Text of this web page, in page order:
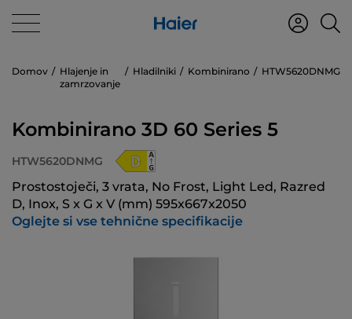
Domov
Hlajenje in
zamrzovanje
Hladilniki Kombinirano HTW5620DNMG
Kombinirano 3D 60 Series 5
HTW5620DNMG
Prostostoječi, 3 vrata, No Frost, Light Led, Razred
D, Inox, S x G x V (mm) 595x667x2050
Oglejte si vse tehnične specifikacije